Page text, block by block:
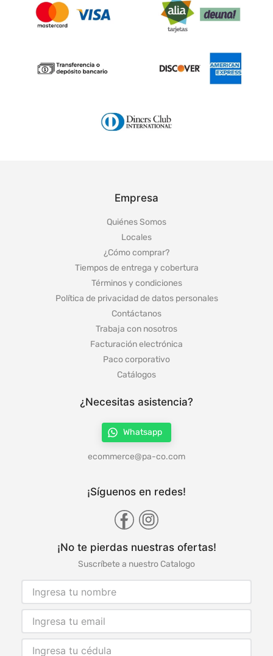
Empresa
Quiénes Somos
Locales
¿Cómo comprar?
Tiempos de entrega y cobertura
Términos y condiciones
Política de privacidad de datos personales
Contáctanos
Trabaja con nosotros
Facturación electrónica
Paco corporativo
Catálogos
¿Necesitas asistencia?
Whatsapp
ecommerce@pa-co.com
¡Síguenos en redes!
¡No te pierdas nuestras ofertas!
Suscríbete a nuestro Catalogo